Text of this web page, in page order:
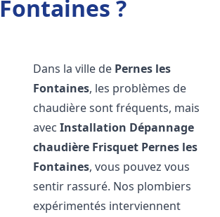
Fontaines ?
Dans la ville de Pernes les
Fontaines, les problèmes de
chaudière sont fréquents, mais
avecInstallation Dépannage
chaudière Frisquet Pernes les
Fontaines, vous pouvez vous
sentir rassuré. Nos plombiers
expérimentés interviennent